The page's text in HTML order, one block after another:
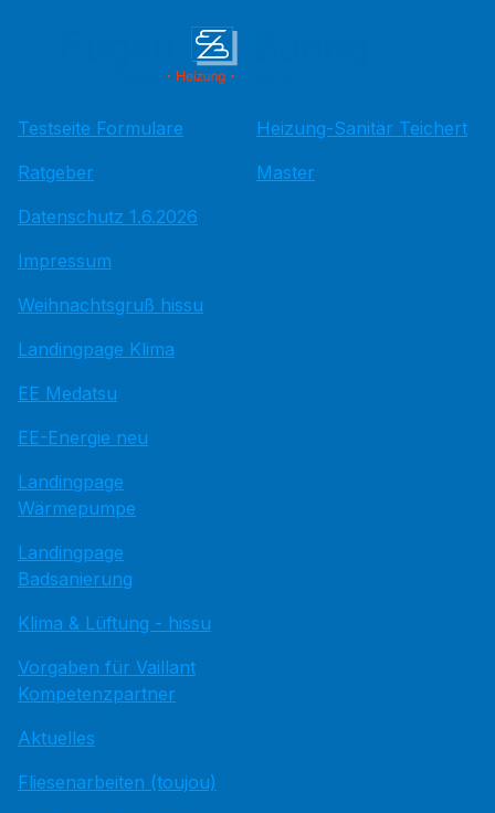
Testseite Formulare
Ratgeber
Datenschutz 1.6.2026
Impressum
Weihnachtsgruß hissu
Landingpage Klima
EE Medatsu
EE-Energie neu
Landingpage
Wärmepumpe
Landingpage
Badsanierung
Klima & Lüftung - hissu
Vorgaben für Vaillant
Kompetenzpartner
Aktuelles
Fliesenarbeiten (toujou)
Heizung-Sanitär Teichert
Master